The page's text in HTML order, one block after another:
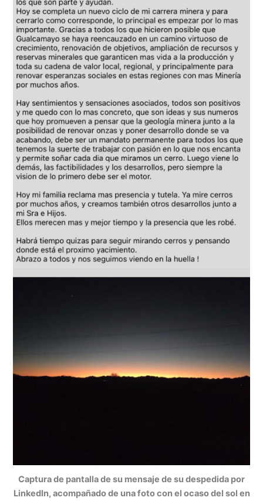
Captura de pantalla de su mensaje de su despedida por
LinkedIn, acompañado de una foto con el ocaso del sol en